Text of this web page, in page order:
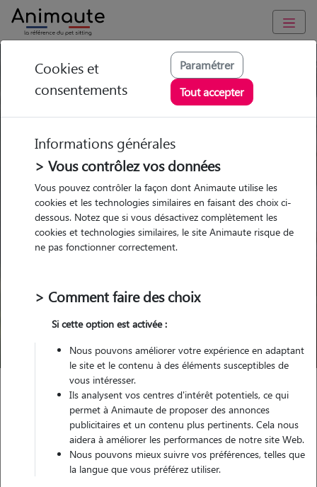
Trouvez votre gardien idéal !
Garde
chez le Pet Sitter
Garde
chez le Pet Sitter Visites
Visites
Pour quel animal ?
Trouver mon Pet Sitter
Garde animaux France Grand-Est Moselle Morhange
Nos dog sitters à Morhange
Cookies et
consentements
Paramétrer
Tout accepter
Informations générales
> Vous contrôlez vos données
Vous pouvez contrôler la façon dont Animaute utilise les
cookies et les technologies similaires en faisant des choix ci-
dessous. Notez que si vous désactivez complètement les
cookies et technologies similaires, le site Animaute risque de
ne pas fonctionner correctement.
> Comment faire des choix
Si cette option est activée :
Nous pouvons améliorer votre expérience en adaptant
le site et le contenu à des éléments susceptibles de
vous intéresser.
Ils analysent vos centres d'intérêt potentiels, ce qui
permet à Animaute de proposer des annonces
publicitaires et un contenu plus pertinents. Cela nous
aidera à améliorer les performances de notre site Web.
Nous pouvons mieux suivre vos préférences, telles que
la langue que vous préférez utiliser.